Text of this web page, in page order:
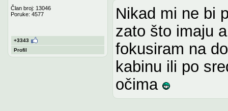
Član broj: 13046
Poruke: 4577
+3343
Profil
Nikad mi ne bi
zato što imaju
fokusiram na
kabinu ili po
očima